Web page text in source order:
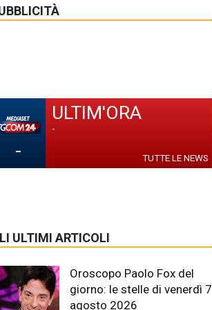
-
ULTIM'ORA
-
TUTTE LE NEWS
ULTIMI ARTICOLI
Oroscopo Paolo Fox del
giorno: le stelle di venerdì 7
agosto 2026